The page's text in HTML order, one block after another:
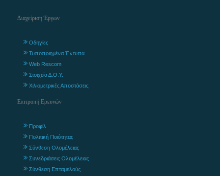
Διαχείριση Έργων
Οδηγίες
Τυποποιημένα Έντυπα
Web Rescom
Στοιχεία Δ.Ο.Υ.
Χιλιομετρικές Αποστάσεις
Επιτροπή Ερευνών
Προφίλ
Πολιτική Ποιότητας
Σύνθεση Ολομέλειας
Συνεδριάσεις Ολομέλειας
Σύνθεση Επταμελούς